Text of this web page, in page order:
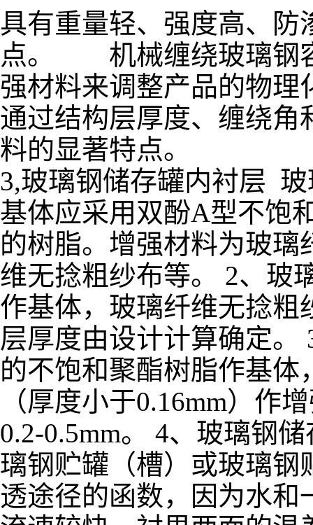
具有重量轻、强度高、
点。 机械缠绕玻璃钢容
强材料来调整产品的物
通过结构层厚度、缠绕角
料的显著特点。
3,玻璃钢储存罐内衬层
基体应采用双酚A型不饱
的树脂。增强材料为玻
维无捻粗纱布等。 2、玻
作基体，玻璃纤维无捻粗
层厚度由设计计算确定
的不饱和聚酯树脂作基
（厚度小于0.16mm）作
0.2-0.5mm。 4、玻璃钢
璃钢贮罐（槽）或玻璃钢
透途径的函数，因为水